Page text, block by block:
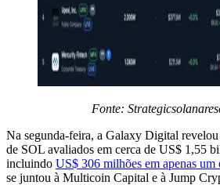
Fonte:
Na segunda-feira, a Galaxy Digital
de SOL avaliados em cerca de US$ 1,55
incluindo US$ 306 milhões em apenas um
se juntou à Multicoin Capital e à Jump